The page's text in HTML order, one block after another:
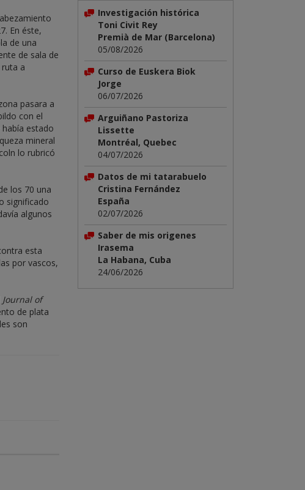
En éste,
de una
de sala de
a
pasara a
con el
estado
mineral
lo rubricó
los 70 una
significado
algunos
esta
por vascos,
Journal of
de plata
son
Investigación histórica
Toni Civit Rey
Premià de Mar (Barcelona)
05/08/2026
Curso de Euskera Biok
Jorge
06/07/2026
Arguiñano Pastoriza
Lissette
Montréal, Quebec
04/07/2026
Datos de mi tatarabuelo
Cristina Fernández
España
02/07/2026
Saber de mis origenes
Irasema
La Habana, Cuba
24/06/2026